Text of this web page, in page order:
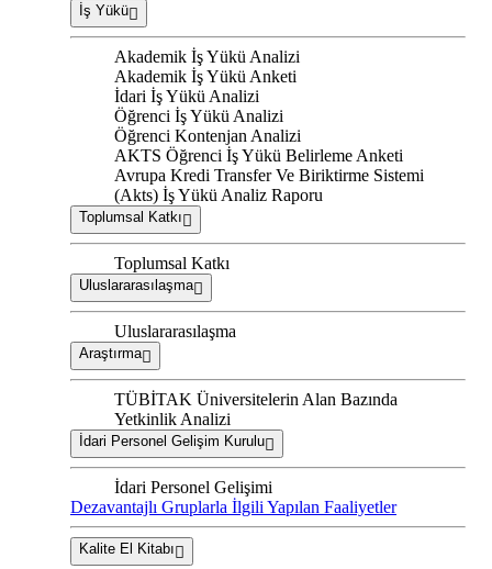
İş Yükü
Akademik İş Yükü Analizi
Akademik İş Yükü Anketi
İdari İş Yükü Analizi
Öğrenci İş Yükü Analizi
Öğrenci Kontenjan Analizi
AKTS Öğrenci İş Yükü Belirleme Anketi
Avrupa Kredi Transfer Ve Biriktirme Sistemi
(Akts) İş Yükü Analiz Raporu
Toplumsal Katkı
Toplumsal Katkı
Uluslararasılaşma
Uluslararasılaşma
Araştırma
TÜBİTAK Üniversitelerin Alan Bazında
Yetkinlik Analizi
İdari Personel Gelişim Kurulu
İdari Personel Gelişimi
Dezavantajlı Gruplarla İlgili Yapılan Faaliyetler
Kalite El Kitabı